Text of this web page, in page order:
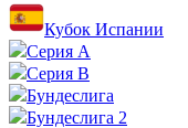
Кубок Испании
Серия А
Серия B
Бундеслига
Бундеслига 2